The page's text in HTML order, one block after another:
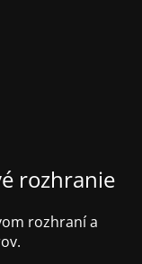
rozhranie
rozhraní a